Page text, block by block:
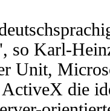
so Karl-
Unit,
ActiveX die